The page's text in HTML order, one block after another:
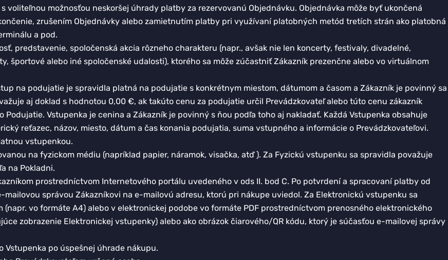
voliteľnou možnosťou neskoršej úhrady platby za rezervovanú Objednávku. Objednávka môže byť ukončená
zrušením Objednávky alebo zamietnutím platby pri využívaní platobných metód tretích strán ako platobná
a pod.
predstavenie, spoločenská akcia rôzneho charakteru (napr., avšak nie len koncerty, festivaly, divadelné,
športové alebo iné spoločenské udalosti), ktorého sa môže zúčastniť Zákazník prezenčne alebo vo virtuálnom
na podujatie je spravidla platná na podujatie s konkrétnym miestom, dátumom a časom a Zákazník je povinný sa
aj doklad s hodnotou 0,00 €, ak takúto cenu za podujatie určil Prevádzkovateľ alebo túto cenu zákazník
Vstupenka je cenina a Zákazník je povinný s ňou podľa toho aj nakladať. Každá Vstupenka obsahuje
reťazec, názov, miesto, dátum a čas konania podujatia, suma vstupného a informácie o Prevádzkovateľovi.
vstupenkou.
na fyzickom médiu (napríklad papier, náramok, visačka, atď ). Za Fyzickú vstupenku sa spravidla považuje
na Pokladni.
prostredníctvom Internetového portálu uvedeného v ods II. bod C. Po potvrdení a spracovaní platby od
správou Zákazníkovi na e-mailovú adresu, ktorú pri nákupe uviedol. Za Elektronickú vstupenku sa
vo formáte A4) alebo v elektronickej podobe vo formáte PDF prostredníctvom prenosného elektronického
zobrazenie Elektronickej vstupenky) alebo ako obrázok čiarového/QR kódu, ktorý je súčasťou e-mailovej správy
Vstupenka po úspešnej úhrade nákupu.